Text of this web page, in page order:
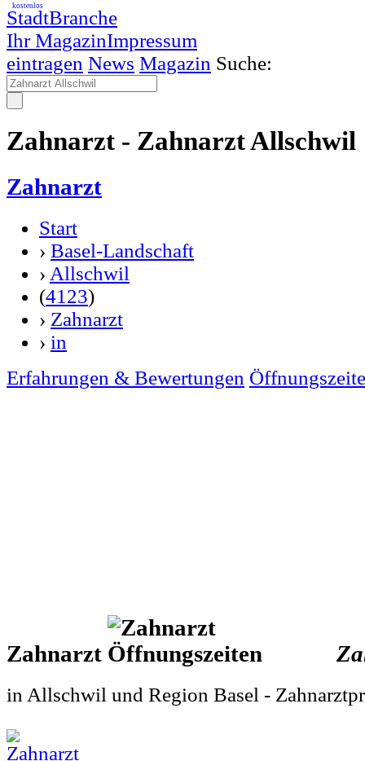
StadtBranche
Ihr MagazinImpressum
kostenlos
eintragen News Magazin Suche:
Zahnarzt - Zahnarzt Allschwil
Zahnarzt
Start
› Basel-Landschaft
› Allschwil
(4123)
› Zahnarzt
› in
Erfahrungen & Bewertungen
Zahnarzt
in Allschwil und Region Basel -